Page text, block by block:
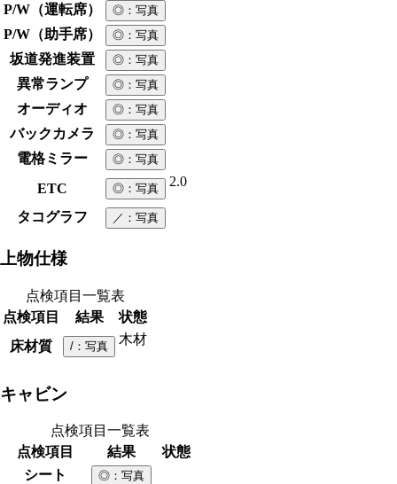
P/W（運転席） ◎ ：写真
P/W（助手席） ◎ ：写真
坂道発進装置 ◎ ：写真
異常ランプ ◎ ：写真
オーディオ ◎ ：写真
バックカメラ ◎ ：写真
電格ミラー ◎ ：写真
ETC ◎ ：写真 2.0
タコグラフ ／ ：写真
上物仕様
点検項目一覧表
点検項目
結果
状態
床材質
/ ：写真 木材
キャビン
点検項目一覧表
点検項目
結果
状態
シート
◎ ：写真